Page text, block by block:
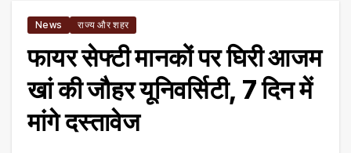
News राज्य और शहर
फायर सेफ्टी मानकों पर घिरी आजम
खां की जौहर यूनिवर्सिटी, 7 दिन में
मांगे दस्तावेज